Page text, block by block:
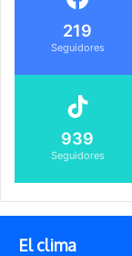
219
Seguidores
939
Seguidores
El clima